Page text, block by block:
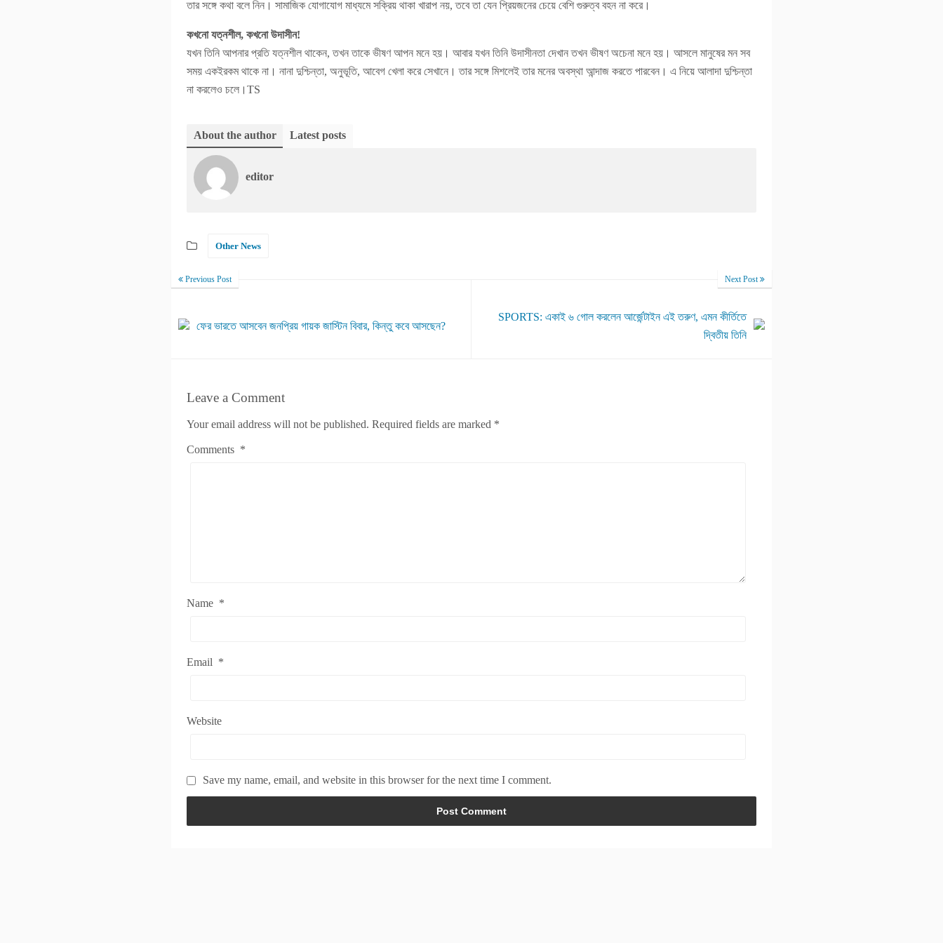
তার সঙ্গে কথা বলে নিন। সামাজিক যোগাযোগ মাধ্যমে সক্রিয় থাকা খারাপ নয়, তবে তা যেন প্রিয়জনের চেয়ে বেশি গুরুত্ব বহন না করে।
কখনো যত্নশীল, কখনো উদাসীন!
যখন তিনি আপনার প্রতি যত্নশীল থাকেন, তখন তাকে ভীষণ আপন মনে হয়। আবার যখন তিনি উদাসীনতা দেখান তখন ভীষণ অচেনা মনে হয়। আসলে মানুষের মন সব
সময় একইরকম থাকে না। নানা দুশ্চিন্তা, অনুভূতি, আবেগ খেলা করে সেখানে। তার সঙ্গে মিশলেই তার মনের অবস্থা আন্দাজ করতে পারবেন। এ নিয়ে আলাদা দুশ্চিন্তা
না করলেও চলে।TS
About the author Latest posts
editor
Other News
Previous Post
ফের ভারতে আসবেন জনপ্রিয় গায়ক জাস্টিন বিবার, কিন্তু কবে আসছেন?
Next Post
SPORTS: একাই ৬ গোল করলেন আর্জেন্টাইন এই তরুণ, এমন কীর্তিতে
দ্বিতীয় তিনি
Leave a Comment
Your email address will not be published. Required fields are marked *
Comments *
Name *
Email *
Website
Save my name, email, and website in this browser for the next time I comment.